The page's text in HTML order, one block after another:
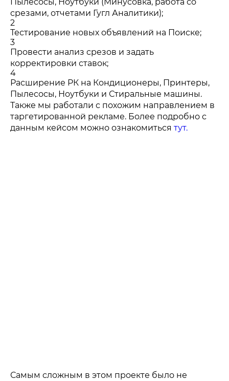
Пылесосы, Ноутбуки (Минусовка, работа со
срезами, отчетами Гугл Аналитики);
2
Тестирование новых объявлений на Поиске;
3
Провести анализ срезов и задать
корректировки ставок;
4
Расширение РК на Кондиционеры, Принтеры,
Пылесосы, Ноутбуки и Стиральные машины.
Также мы работали с похожим направлением в
таргетированной рекламе. Более подробно с
данным кейсом можно ознакомиться тут.
Самым сложным в этом проекте было не